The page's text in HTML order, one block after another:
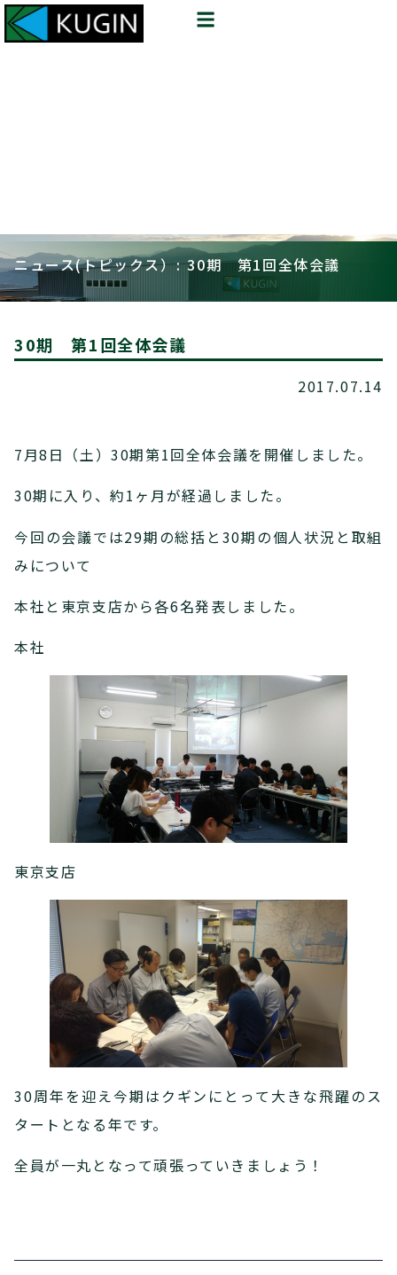
ニュース(トピックス）: 30期 第1回全体会議
30期 第1回全体会議
2017.07.14
7月8日（土）30期第1回全体会議を開催しました。
30期に入り、約1ヶ月が経過しました。
今回の会議では29期の総括と30期の個人状況と取組
みについて
本社と東京支店から各6名発表しました。
本社
東京支店
30周年を迎え今期はクギンにとって大きな飛躍のス
タートとなる年です。
全員が一丸となって頑張っていきましょう！